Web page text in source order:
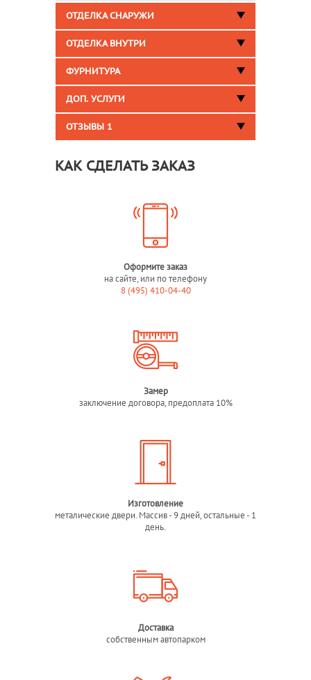
ОТДЕЛКА СНАРУЖИ
ОТДЕЛКА ВНУТРИ
ФУРНИТУРА
ДОП. УСЛУГИ
ОТЗЫВЫ 1
КАК СДЕЛАТЬ ЗАКАЗ
Оформите заказ
на сайте, или по телефону
8 (495) 410-04-40
Замер
заключение договора, предоплата 10%
Изготовление
металические двери. Массив - 9 дней, остальные - 1
день.
Доставка
собственным автопарком